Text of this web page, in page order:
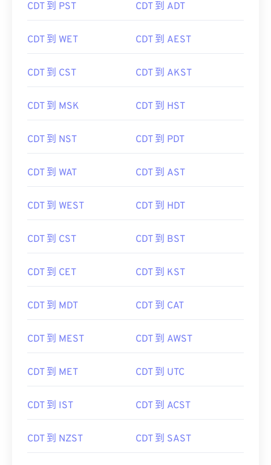
CDT 到 PST CDT 到 ADT
CDT 到 WET CDT 到 AEST
CDT 到 CST CDT 到 AKST
CDT 到 MSK CDT 到 HST
CDT 到 NST CDT 到 PDT
CDT 到 WAT CDT 到 AST
CDT 到 WEST CDT 到 HDT
CDT 到 CST CDT 到 BST
CDT 到 CET CDT 到 KST
CDT 到 MDT CDT 到 CAT
CDT 到 MEST CDT 到 AWST
CDT 到 MET CDT 到 UTC
CDT 到 IST CDT 到 ACST
CDT 到 NZST CDT 到 SAST